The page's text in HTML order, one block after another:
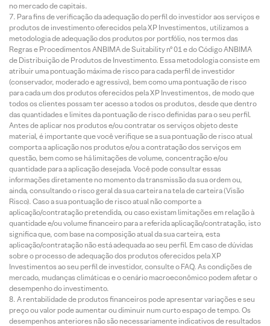
no mercado de capitais.
Para fins de verificação da adequação do perfil do investidor aos serviços e
produtos de investimento oferecidos pela XP Investimentos, utilizamos a
metodologia de adequação dos produtos por portfólio, nos termos das
Regras e Procedimentos ANBIMA de Suitability nº 01 e do Código ANBIMA
de Distribuição de Produtos de Investimento. Essa metodologia consiste em
atribuir uma pontuação máxima de risco para cada perfil de investidor
(conservador, moderado e agressivo), bem como uma pontuação de risco
para cada um dos produtos oferecidos pela XP Investimentos, de modo que
todos os clientes possam ter acesso a todos os produtos, desde que dentro
das quantidades e limites da pontuação de risco definidas para o seu perfil.
Antes de aplicar nos produtos e/ou contratar os serviços objeto deste
material, é importante que você verifique se a sua pontuação de risco atual
comporta a aplicação nos produtos e/ou a contratação dos serviços em
questão, bem como se há limitações de volume, concentração e/ou
quantidade para a aplicação desejada. Você pode consultar essas
informações diretamente no momento da transmissão da sua ordem ou,
ainda, consultando o risco geral da sua carteira na tela de carteira (Visão
Risco). Caso a sua pontuação de risco atual não comporte a
aplicação/contratação pretendida, ou caso existam limitações em relação à
quantidade e/ou volume financeiro para a referida aplicação/contratação, isto
significa que, com base na composição atual da sua carteira, esta
aplicação/contratação não está adequada ao seu perfil. Em caso de dúvidas
sobre o processo de adequação dos produtos oferecidos pela XP
Investimentos ao seu perfil de investidor, consulte o FAQ. As condições de
mercado, mudanças climáticas e o cenário macroeconômico podem afetar o
desempenho do investimento.
A rentabilidade de produtos financeiros pode apresentar variações e seu
preço ou valor pode aumentar ou diminuir num curto espaço de tempo. Os
desempenhos anteriores não são necessariamente indicativos de resultados